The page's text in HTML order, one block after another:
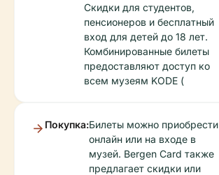
Скидки для студентов,
пенсионеров и бесплатный
вход для детей до 18 лет.
Комбинированные билеты
предоставляют доступ ко
всем музеям KODE (
Покупка:Билеты можно приобрести
онлайн или на входе в
музей. Bergen Card также
предлагает скидки или